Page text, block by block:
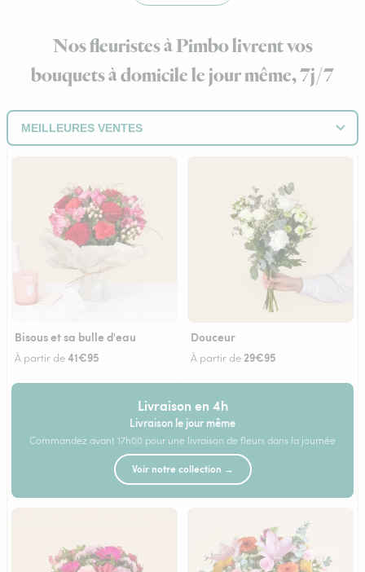
Nos fleuristes à Pimbo livrent vos
bouquets à domicile le jour même, 7j/7
Bisous et sa bulle d'eau
À partir de41€95
Douceur
À partir de 29€95
Livraison en 4h
Livraison le jour même
Commandez avant 17h00 pour une livraison de fleurs dans la journée
Voir notre collection →